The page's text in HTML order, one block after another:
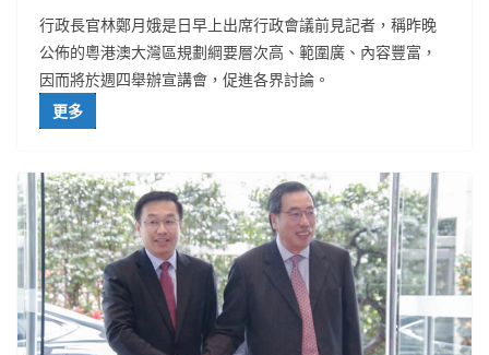
行政長官林鄭月娥是日早上出席行政會議前見記者，稱昨晚
公佈的粵港澳大灣區規劃綱要層次高、範圍廣、內容豐富，
因而將於週四舉辦宣講會，促進各界討論。
更多